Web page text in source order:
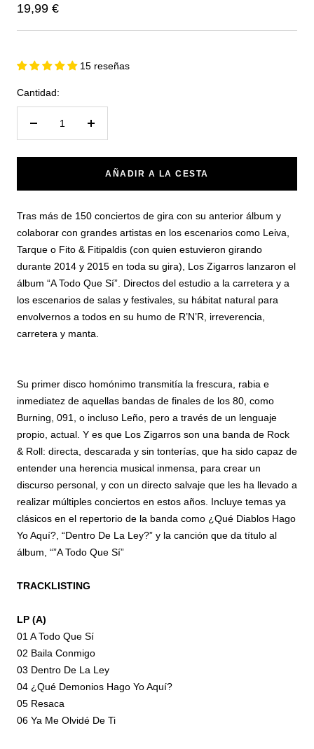
Precio
de
19,99 €
15 reseñas
Cantidad:
Reducir
Aumentar
AÑADIR A LA CESTA
Tras más de 150 conciertos de gira con su anterior álbum y
colaborar con grandes artistas en los escenarios como Leiva,
Tarque o Fito & Fitipaldis (con quien estuvieron girando
durante 2014 y 2015 en toda su gira), Los Zigarros lanzaron el
álbum “A Todo Que Sí”. Directos del estudio a la carretera y a
los escenarios de salas y festivales, su hábitat natural para
envolvernos a todos en su humo de R’N’R, irreverencia,
carretera y manta.
Su primer disco homónimo transmitía la frescura, rabia e
inmediatez de aquellas bandas de finales de los 80, como
Burning, 091, o incluso Leño, pero a través de un lenguaje
propio, actual. Y es que Los Zigarros son una banda de Rock
& Roll: directa, descarada y sin tonterías, que ha sido capaz de
entender una herencia musical inmensa, para crear un
discurso personal, y con un directo salvaje que les ha llevado a
realizar múltiples conciertos en estos años. Incluye temas ya
clásicos en el repertorio de la banda como ¿Qué Diablos Hago
Yo Aquí?, “Dentro De La Ley?” y la canción que da título al
álbum, “”A Todo Que Sí”
TRACKLISTING
LP (A)
01 A Todo Que Sí
02 Baila Conmigo
03 Dentro De La Ley
04 ¿Qué Demonios Hago Yo Aquí?
05 Resaca
06 Ya Me Olvidé De Ti